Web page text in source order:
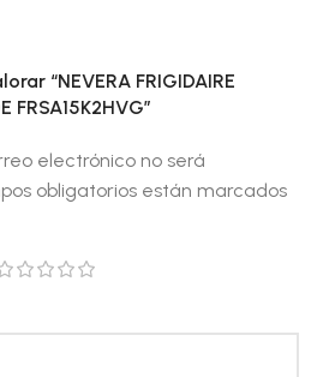
“NEVERA FRIGIDAIRE
FRSA15K2HVG”
electrónico no será
obligatorios están marcados